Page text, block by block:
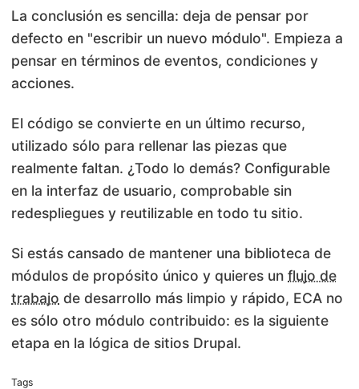
La conclusión es sencilla: deja de pensar por
defecto en "escribir un nuevo módulo". Empieza a
pensar en términos de eventos, condiciones y
acciones.
El código se convierte en un último recurso,
utilizado sólo para rellenar las piezas que
realmente faltan. ¿Todo lo demás? Configurable
en la interfaz de usuario, comprobable sin
redespliegues y reutilizable en todo tu sitio.
Si estás cansado de mantener una biblioteca de
módulos de propósito único y quieres un flujo de
trabajo de desarrollo más limpio y rápido, ECA no
es sólo otro módulo contribuido: es la siguiente
etapa en la lógica de sitios Drupal.
Tags